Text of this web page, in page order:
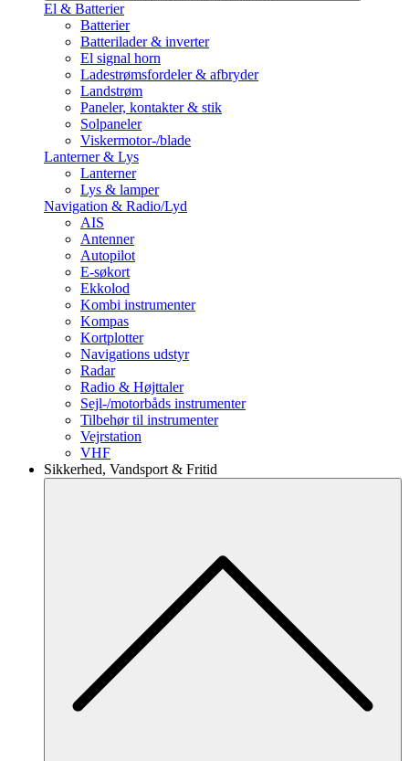
El & Batterier
Batterier
Batterilader & inverter
El signal horn
Ladestrømsfordeler & afbryder
Landstrøm
Paneler, kontakter & stik
Solpaneler
Viskermotor-/blade
Lanterner & Lys
Lanterner
Lys & lamper
Navigation & Radio/Lyd
AIS
Antenner
Autopilot
E-søkort
Ekkolod
Kombi instrumenter
Kompas
Kortplotter
Navigations udstyr
Radar
Radio & Højttaler
Sejl-/motorbåds instrumenter
Tilbehør til instrumenter
Vejrstation
VHF
Sikkerhed, Vandsport & Fritid